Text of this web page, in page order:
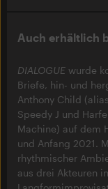
Auch erhältlich
DIALOGUE wurde
Briefe, hin- und
Anthony Child
Speedy J und
Machine) auf dem
und Anfang 2021.
rhythmischer
aus drei Akteuren